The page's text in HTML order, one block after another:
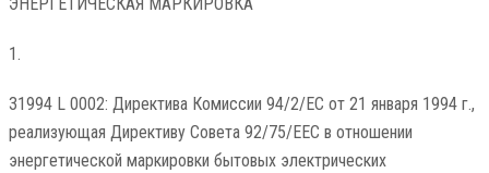
1.
31994 L 0002: Директива Комиссии 94/2/EC от 21 января 1994 г.,
реализующая Директиву Совета 92/75/EEC в отношении
энергетической маркировки бытовых электрических